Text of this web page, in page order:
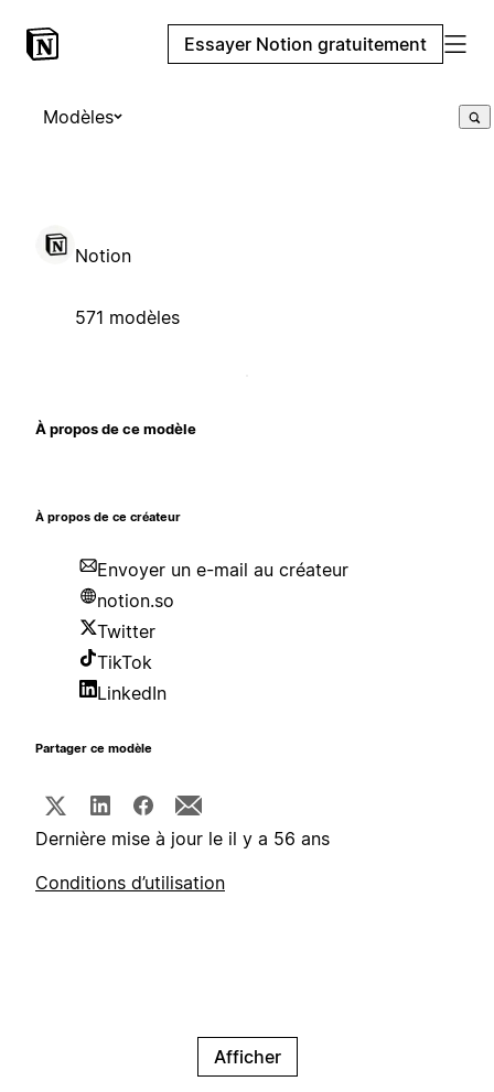
Essayer Notion gratuitement
Modèles
Notion
571 modèles
À propos de ce modèle
À propos de ce créateur
Envoyer un e-mail au créateur
notion.so
Twitter
TikTok
LinkedIn
Partager ce modèle
Dernière mise à jour le il y a 56 ans
Conditions d’utilisation
Afficher